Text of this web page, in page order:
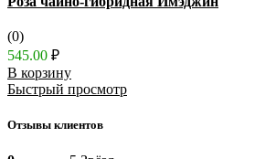
(0)
545.00 ₽
В корзину
Быстрый просмотр
Отзывы клиентов